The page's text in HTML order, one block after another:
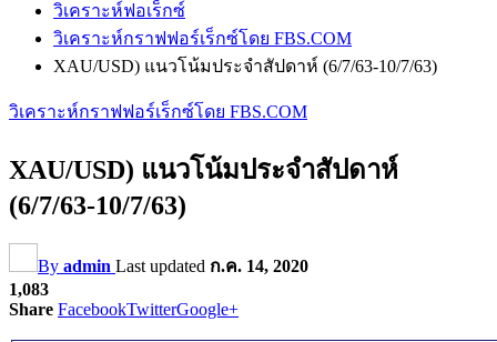
วิเคราะห์ฟอเร็กซ์
วิเคราะห์กราฟฟอร์เร็กซ์โดย FBS.COM
XAU/USD) แนวโน้มประจำสัปดาห์ (6/7/63-10/7/63)
วิเคราะห์กราฟฟอร์เร็กซ์โดย FBS.COM
XAU/USD) แนวโน้มประจำสัปดาห์
(6/7/63-10/7/63)
By admin Last updated ก.ค. 14, 2020
1,083
Share FacebookTwitterGoogle+